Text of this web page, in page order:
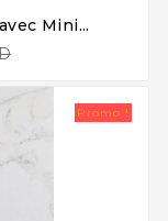
Mini...
Promo !